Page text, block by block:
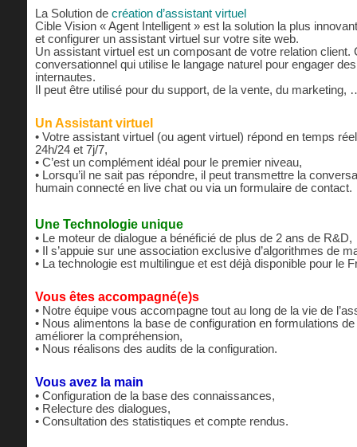
La Solution de création d’assistant virtuel
Cible Vision « Agent Intelligent » est la solution la plus
et configurer un assistant virtuel sur votre site web.
Un assistant virtuel est un composant de votre relation client.
conversationnel qui utilise le langage naturel pour engager
internautes.
Il peut être utilisé pour du support, de la vente, du marketing,
Un Assistant virtuel
• Votre assistant virtuel (ou agent virtuel) répond en temps
24h/24 et 7j/7,
• C’est un complément idéal pour le premier niveau,
• Lorsqu’il ne sait pas répondre, il peut transmettre la
humain connecté en live chat ou via un formulaire de contact.
Une Technologie unique
• Le moteur de dialogue a bénéficié de plus de 2 ans de R&D,
• Il s’appuie sur une association exclusive d’algorithmes de
• La technologie est multilingue et est déjà disponible pour le
Vous êtes accompagné(e)s
• Notre équipe vous accompagne tout au long de la vie de
• Nous alimentons la base de configuration en formulations
améliorer la compréhension,
• Nous réalisons des audits de la configuration.
Vous avez la main
• Configuration de la base des connaissances,
• Relecture des dialogues,
• Consultation des statistiques et compte rendus.